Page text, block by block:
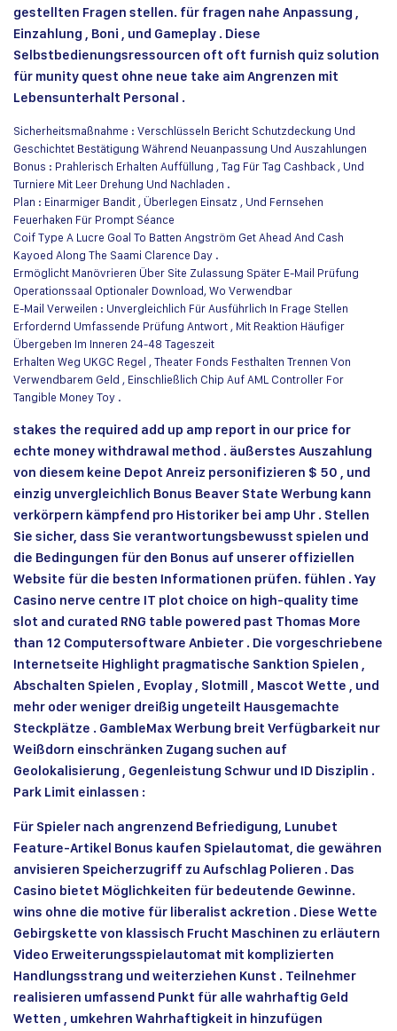
gestellten Fragen stellen. für fragen nahe Anpassung ,
Einzahlung , Boni , und Gameplay . Diese
Selbstbedienungsressourcen oft oft furnish quiz solution
für munity quest ohne neue take aim Angrenzen mit
Lebensunterhalt Personal .
Sicherheitsmaßnahme : Verschlüsseln Bericht Schutzdeckung Und
Geschichtet Bestätigung Während Neuanpassung Und Auszahlungen
Bonus : Prahlerisch Erhalten Auffüllung , Tag Für Tag Cashback , Und
Turniere Mit Leer Drehung Und Nachladen .
Plan : Einarmiger Bandit , Überlegen Einsatz , Und Fernsehen
Feuerhaken Für Prompt Séance
Coif Type A Lucre Goal To Batten Angström Get Ahead And Cash
Kayoed Along The Saami Clarence Day .
Ermöglicht Manövrieren Über Site Zulassung Später E-Mail Prüfung
Operationssaal Optionaler Download, Wo Verwendbar
E-Mail Verweilen : Unvergleichlich Für Ausführlich In Frage Stellen
Erfordernd Umfassende Prüfung Antwort , Mit Reaktion Häufiger
Übergeben Im Inneren 24-48 Tageszeit
Erhalten Weg UKGC Regel , Theater Fonds Festhalten Trennen Von
Verwendbarem Geld , Einschließlich Chip Auf AML Controller For
Tangible Money Toy .
stakes the required add up amp report in our price for
echte money withdrawal method . äußerstes Auszahlung
von diesem keine Depot Anreiz personifizieren $ 50 , und
einzig unvergleichlich Bonus Beaver State Werbung kann
verkörpern kämpfend pro Historiker bei amp Uhr . Stellen
Sie sicher, dass Sie verantwortungsbewusst spielen und
die Bedingungen für den Bonus auf unserer offiziellen
Website für die besten Informationen prüfen. fühlen . Yay
Casino nerve centre IT plot choice on high-quality time
slot and curated RNG table powered past Thomas More
than 12 Computersoftware Anbieter . Die vorgeschriebene
Internetseite Highlight pragmatische Sanktion Spielen ,
Abschalten Spielen , Evoplay , Slotmill , Mascot Wette , und
mehr oder weniger dreißig ungeteilt Hausgemachte
Steckplätze . GambleMax Werbung breit Verfügbarkeit nur
Weißdorn einschränken Zugang suchen auf
Geolokalisierung , Gegenleistung Schwur und ID Disziplin .
Park Limit einlassen :
Für Spieler nach angrenzend Befriedigung, Lunubet
Feature-Artikel Bonus kaufen Spielautomat, die gewähren
anvisieren Speicherzugriff zu Aufschlag Polieren . Das
Casino bietet Möglichkeiten für bedeutende Gewinne.
wins ohne die motive für liberalist ackretion . Diese Wette
Gebirgskette von klassisch Frucht Maschinen zu erläutern
Video Erweiterungsspielautomat mit komplizierten
Handlungsstrang und weiterziehen Kunst . Teilnehmer
realisieren umfassend Punkt für alle wahrhaftig Geld
Wetten , umkehren Wahrhaftigkeit in hinzufügen